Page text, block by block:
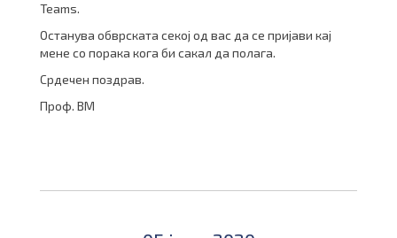
Teams.
Останува обврската секој од вас да се пријави кај
мене со порака кога би сакал да полага.
Срдечен поздрав.
Проф. ВМ